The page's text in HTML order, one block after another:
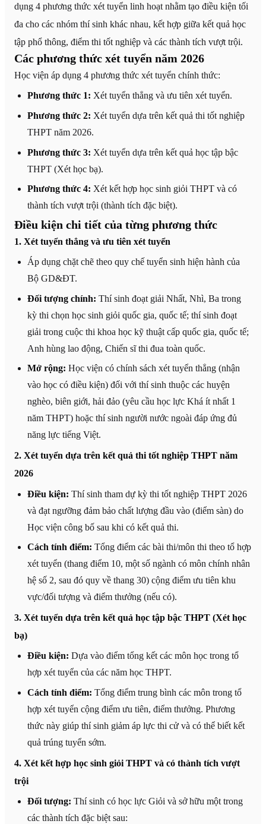
dụng 4 phương thức xét tuyển linh hoạt nhằm tạo điều kiện tối
đa cho các nhóm thí sinh khác nhau, kết hợp giữa kết quả học
tập phổ thông, điểm thi tốt nghiệp và các thành tích vượt trội.
Các phương thức xét tuyển năm 2026
Học viện áp dụng 4 phương thức xét tuyển chính thức:
Phương thức 1: Xét tuyển thẳng và ưu tiên xét tuyển.
Phương thức 2: Xét tuyển dựa trên kết quả thi tốt nghiệp
THPT năm 2026.
Phương thức 3: Xét tuyển dựa trên kết quả học tập bậc
THPT (Xét học bạ).
Phương thức 4: Xét kết hợp học sinh giỏi THPT và có
thành tích vượt trội (thành tích đặc biệt).
Điều kiện chi tiết của từng phương thức
1. Xét tuyển thẳng và ưu tiên xét tuyển
Áp dụng chặt chẽ theo quy chế tuyển sinh hiện hành của
Bộ GD&ĐT.
Đối tượng chính: Thí sinh đoạt giải Nhất, Nhì, Ba trong
kỳ thi chọn học sinh giỏi quốc gia, quốc tế; thí sinh đoạt
giải trong cuộc thi khoa học kỹ thuật cấp quốc gia, quốc tế;
Anh hùng lao động, Chiến sĩ thi đua toàn quốc.
Mở rộng: Học viện có chính sách xét tuyển thẳng (nhận
vào học có điều kiện) đối với thí sinh thuộc các huyện
nghèo, biên giới, hải đảo (yêu cầu học lực Khá ít nhất 1
năm THPT) hoặc thí sinh người nước ngoài đáp ứng đủ
năng lực tiếng Việt.
2. Xét tuyển dựa trên kết quả thi tốt nghiệp THPT năm
2026
Điều kiện: Thí sinh tham dự kỳ thi tốt nghiệp THPT 2026
và đạt ngưỡng đảm bảo chất lượng đầu vào (điểm sàn) do
Học viện công bố sau khi có kết quả thi.
Cách tính điểm: Tổng điểm các bài thi/môn thi theo tổ hợp
xét tuyển (thang điểm 10, một số ngành có môn chính nhân
hệ số 2, sau đó quy về thang 30) cộng điểm ưu tiên khu
vực/đối tượng và điểm thưởng (nếu có).
3. Xét tuyển dựa trên kết quả học tập bậc THPT (Xét học
bạ)
Điều kiện: Dựa vào điểm tổng kết các môn học trong tổ
hợp xét tuyển của các năm học THPT.
Cách tính điểm: Tổng điểm trung bình các môn trong tổ
hợp xét tuyển cộng điểm ưu tiên, điểm thưởng. Phương
thức này giúp thí sinh giảm áp lực thi cử và có thể biết kết
quả trúng tuyển sớm.
4. Xét kết hợp học sinh giỏi THPT và có thành tích vượt
trội
Đối tượng: Thí sinh có học lực Giỏi và sở hữu một trong
các thành tích đặc biệt sau: